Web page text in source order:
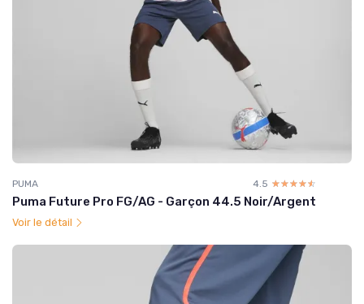
PUMA 4.5 ☆☆☆☆☆
★★★★★
Puma Future Pro FG/AG - Garçon 44.5 Noir/Argent
Voir le détail